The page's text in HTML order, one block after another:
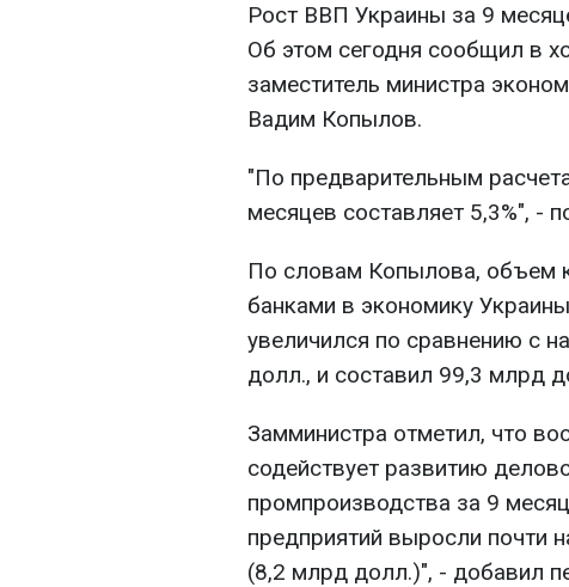
Рост ВВП Украины за 9
Об этом сегодня сообщил в
заместитель министра
Вадим Копылов.
"По предварительным
месяцев составляет 5,3%", -
По словам Копылова, объем
банками в экономику
увеличился по сравнению с
долл., и составил 99,3 млрд
Замминистра отметил, что
содействует развитию
промпроизводства за 9
предприятий выросли почти
(8,2 млрд долл.)", - добавил